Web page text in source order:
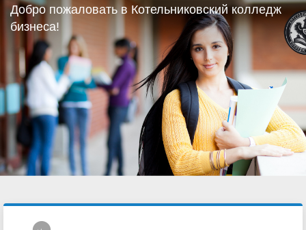
Добро пожаловать в Котельниковский колледж
бизнеса!